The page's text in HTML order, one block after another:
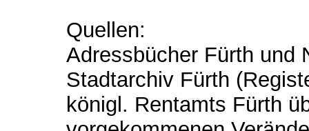
Quellen:
Adressbücher Fürth und
Stadtarchiv Fürth
königl. Rentamts Fürth